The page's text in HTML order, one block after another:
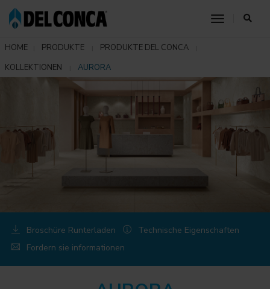
toggle
HOME PRODUKTE
PRODUKTE DEL CONCA
KOLLEKTIONEN
AURORA
Broschüre Runterladen
Technische Eigenschaften
Fordern sie informationen